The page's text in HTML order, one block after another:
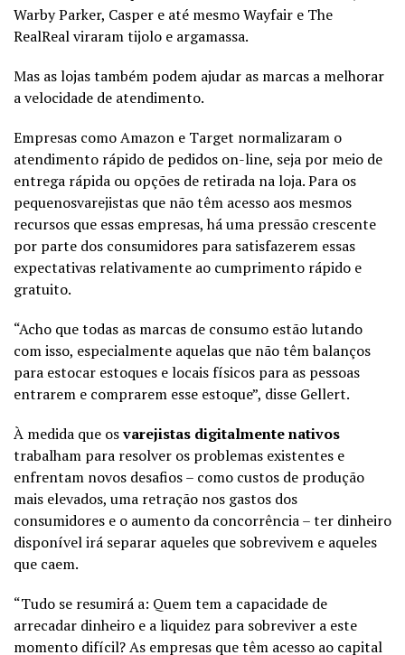
Warby Parker, Casper e até mesmo Wayfair e The
RealReal viraram tijolo e argamassa.
Mas as lojas também podem ajudar as marcas a melhorar
a velocidade de atendimento.
Empresas como Amazon e Target normalizaram o
atendimento rápido de pedidos on-line, seja por meio de
entrega rápida ou opções de retirada na loja. Para os
pequenosvarejistas que não têm acesso aos mesmos
recursos que essas empresas, há uma pressão crescente
por parte dos consumidores para satisfazerem essas
expectativas relativamente ao cumprimento rápido e
gratuito.
“Acho que todas as marcas de consumo estão lutando
com isso, especialmente aquelas que não têm balanços
para estocar estoques e locais físicos para as pessoas
entrarem e comprarem esse estoque”, disse Gellert.
À medida que osvarejistas digitalmente nativos
trabalham para resolver os problemas existentes e
enfrentam novos desafios – como custos de produção
mais elevados, uma retração nos gastos dos
consumidores e o aumento da concorrência – ter dinheiro
disponível irá separar aqueles que sobrevivem e aqueles
que caem.
“Tudo se resumirá a: Quem tem a capacidade de
arrecadar dinheiro e a liquidez para sobreviver a este
momento difícil? As empresas que têm acesso ao capital